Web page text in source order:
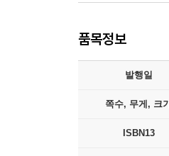
품목정보
발행일
쪽수, 무게, 크기
ISBN13